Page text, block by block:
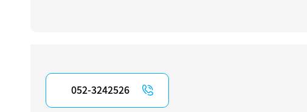
052-3242526